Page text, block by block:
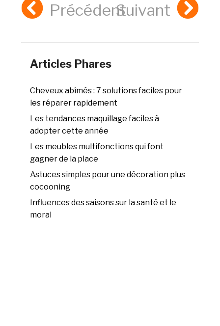
PrécédentSuivant
Articles Phares
Cheveux abîmés : 7 solutions faciles pour
les réparer rapidement
Les tendances maquillage faciles à
adopter cette année
Les meubles multifonctions qui font
gagner de la place
Astuces simples pour une décoration plus
cocooning
Influences des saisons sur la santé et le
moral